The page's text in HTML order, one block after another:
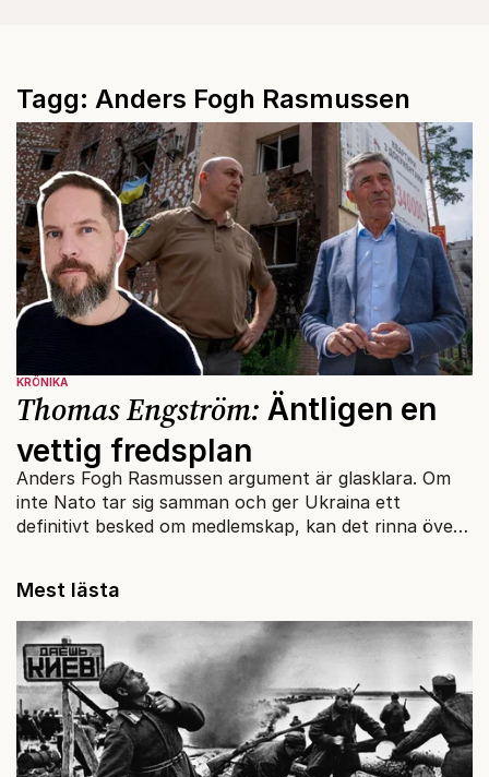
Tagg: Anders Fogh Rasmussen
KRÖNIKA
Thomas Engström: Äntligen en
vettig fredsplan
Anders Fogh Rasmussen argument är glasklara. Om
inte Nato tar sig samman och ger Ukraina ett
definitivt besked om medlemskap, kan det rinna över
Mest lästa